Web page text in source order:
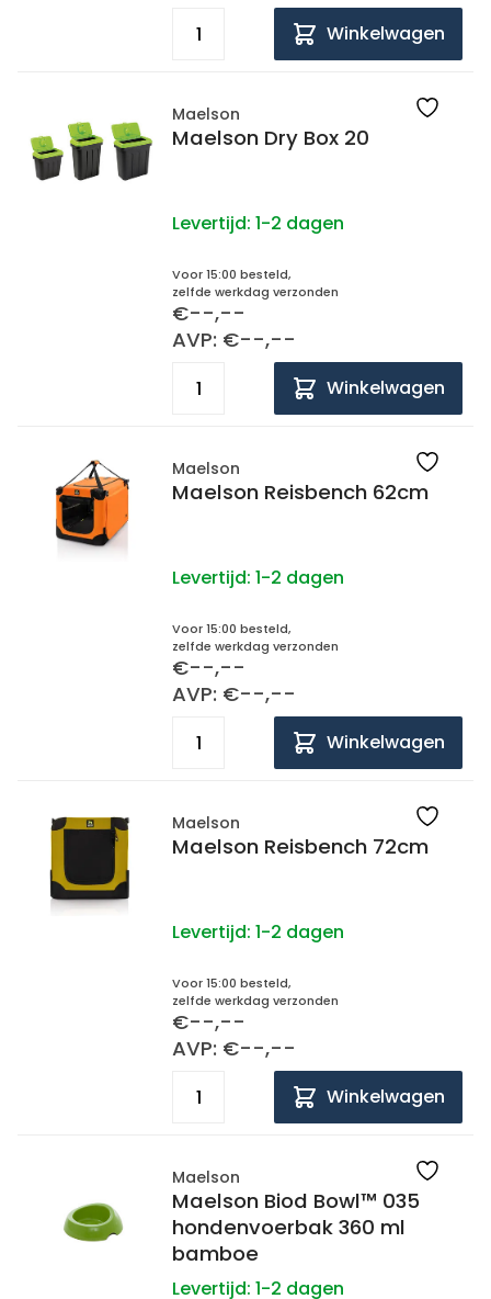
Winkelwagen
Maelson
Maelson Dry Box 20
Levertijd: 1-2 dagen
Voor 15:00 besteld,
zelfde werkdag verzonden
€--,--
AVP: €--,--
Winkelwagen
Maelson
Maelson Reisbench 62cm
Levertijd: 1-2 dagen
Voor 15:00 besteld,
zelfde werkdag verzonden
€--,--
AVP: €--,--
Winkelwagen
Maelson
Maelson Reisbench 72cm
Levertijd: 1-2 dagen
Voor 15:00 besteld,
zelfde werkdag verzonden
€--,--
AVP: €--,--
Winkelwagen
Maelson
Maelson Biod Bowl™ 035
hondenvoerbak 360 ml
bamboe
Levertijd: 1-2 dagen